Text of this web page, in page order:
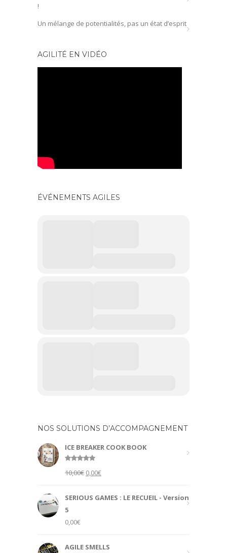
!
Un mélange de potentialités, pas un état d’esprit
AGILITÉ EN VIDÉO
ÉVÉNEMENTS AGILES
NOS SOLUTIONS D’ACCOMPAGNEMENT
ICE BREAKER COOK BOOK
out of 5
10,00€ Original
was:
0,00€Current
is:
SERIOUS GAMES : LE RECUEIL - Version
5
0,00€
AGILE SMELLS